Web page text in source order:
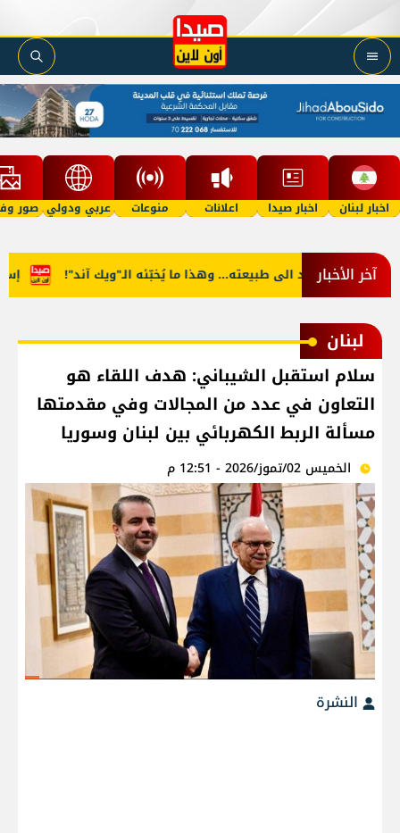
اخبار لبنان اخبار صيدا اعلانات منوعات عربي ودولي صور
آخر الأخبار
طقس آب يعود الى طبيعته... وهذا ما يُخبّئه الـ"ويك آند"!
لبنان
سلام استقبل الشيباني: هدف اللقاء هو
التعاون في عدد من المجالات وفي مقدمتها
مسألة الربط الكهربائي بين لبنان وسوريا
الخميس 02/تموز/2026 - 12:51 م
النشرة